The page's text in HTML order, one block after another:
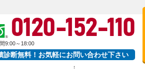
0120-152-110
9:00～18:00
診断無料！お気軽にお問い合わせ下さい